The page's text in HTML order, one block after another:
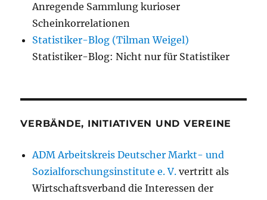
Anregende Sammlung kurioser
Scheinkorrelationen
Statistiker-Blog (Tilman Weigel)
Statistiker-Blog: Nicht nur für Statistiker
VERBÄNDE, INITIATIVEN UND VEREINE
ADM Arbeitskreis Deutscher Markt- und
Sozialforschungsinstitute e. V. vertritt als
Wirtschaftsverband die Interessen der